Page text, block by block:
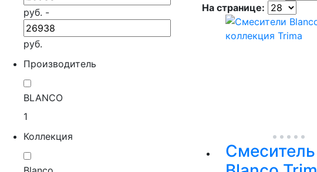
руб. -
руб.
Производитель
BLANCO
1
Коллекция
На странице:
Смеситель